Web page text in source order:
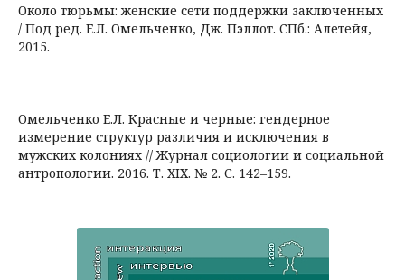
Около тюрьмы: женские сети поддержки заключенных
/ Под ред. Е.Л. Омельченко, Дж. Пэллот. СПб.: Алетейя,
2015.
Омельченко Е.Л. Красные и черные: гендерное
измерение структур различия и исключения в
мужских колониях // Журнал социологии и социальной
антропологии. 2016. Т. XIX. № 2. С. 142–159.